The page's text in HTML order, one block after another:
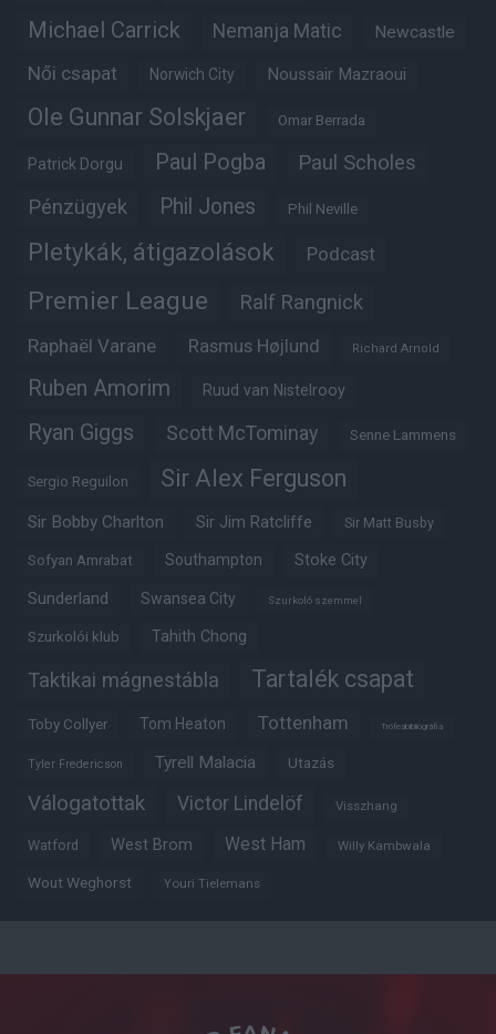
Michael Carrick Nemanja Matic Newcastle
Női csapat Norwich City Noussair Mazraoui
Ole Gunnar Solskjaer Omar Berrada
Patrick Dorgu Paul Pogba Paul Scholes
Pénzügyek Phil Jones Phil Neville
Pletykák, átigazolások Podcast
Premier League Ralf Rangnick
Raphaël Varane Rasmus Højlund Richard Arnold
Ruben Amorim Ruud van Nistelrooy
Ryan Giggs Scott McTominay Senne Lammens
Sergio Reguilon Sir Alex Ferguson
Sir Bobby Charlton Sir Jim Ratcliffe Sir Matt Busby
Sofyan Amrabat Southampton Stoke City
Sunderland Swansea City Szurkoló szemmel
Szurkolói klub Tahith Chong
Taktikai mágnestábla Tartalék csapat
Toby Collyer Tom Heaton Tottenham Trófeabibliográfia
Tyler Fredericson Tyrell Malacia Utazás
Válogatottak Victor Lindelöf Visszhang
Watford West Brom West Ham Willy Kambwala
Wout Weghorst Youri Tielemans